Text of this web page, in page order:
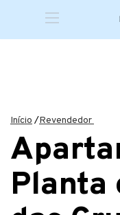
Início /Revendedor
Planta